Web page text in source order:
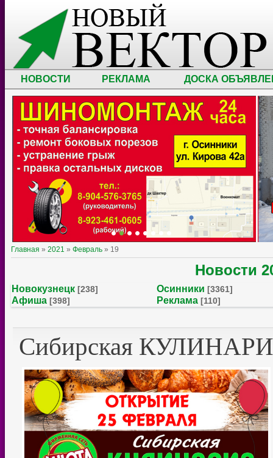
НОВОСТИ РЕКЛАМА ДОСКА
Главная » 2021 » Февраль » 19
Новости
Новокузнецк [238] Осинники [3361]
Афиша [398] Реклама [110]
Сибирская